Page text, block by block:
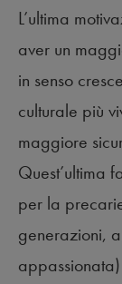
L’ultima
aver un
in senso
culturale più
maggiore
Quest’ultima
per la
generazioni,